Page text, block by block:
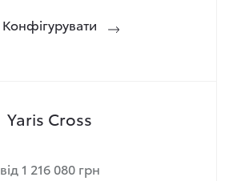
Конфігурувати
Yaris Cross
від 1 216 080 грн